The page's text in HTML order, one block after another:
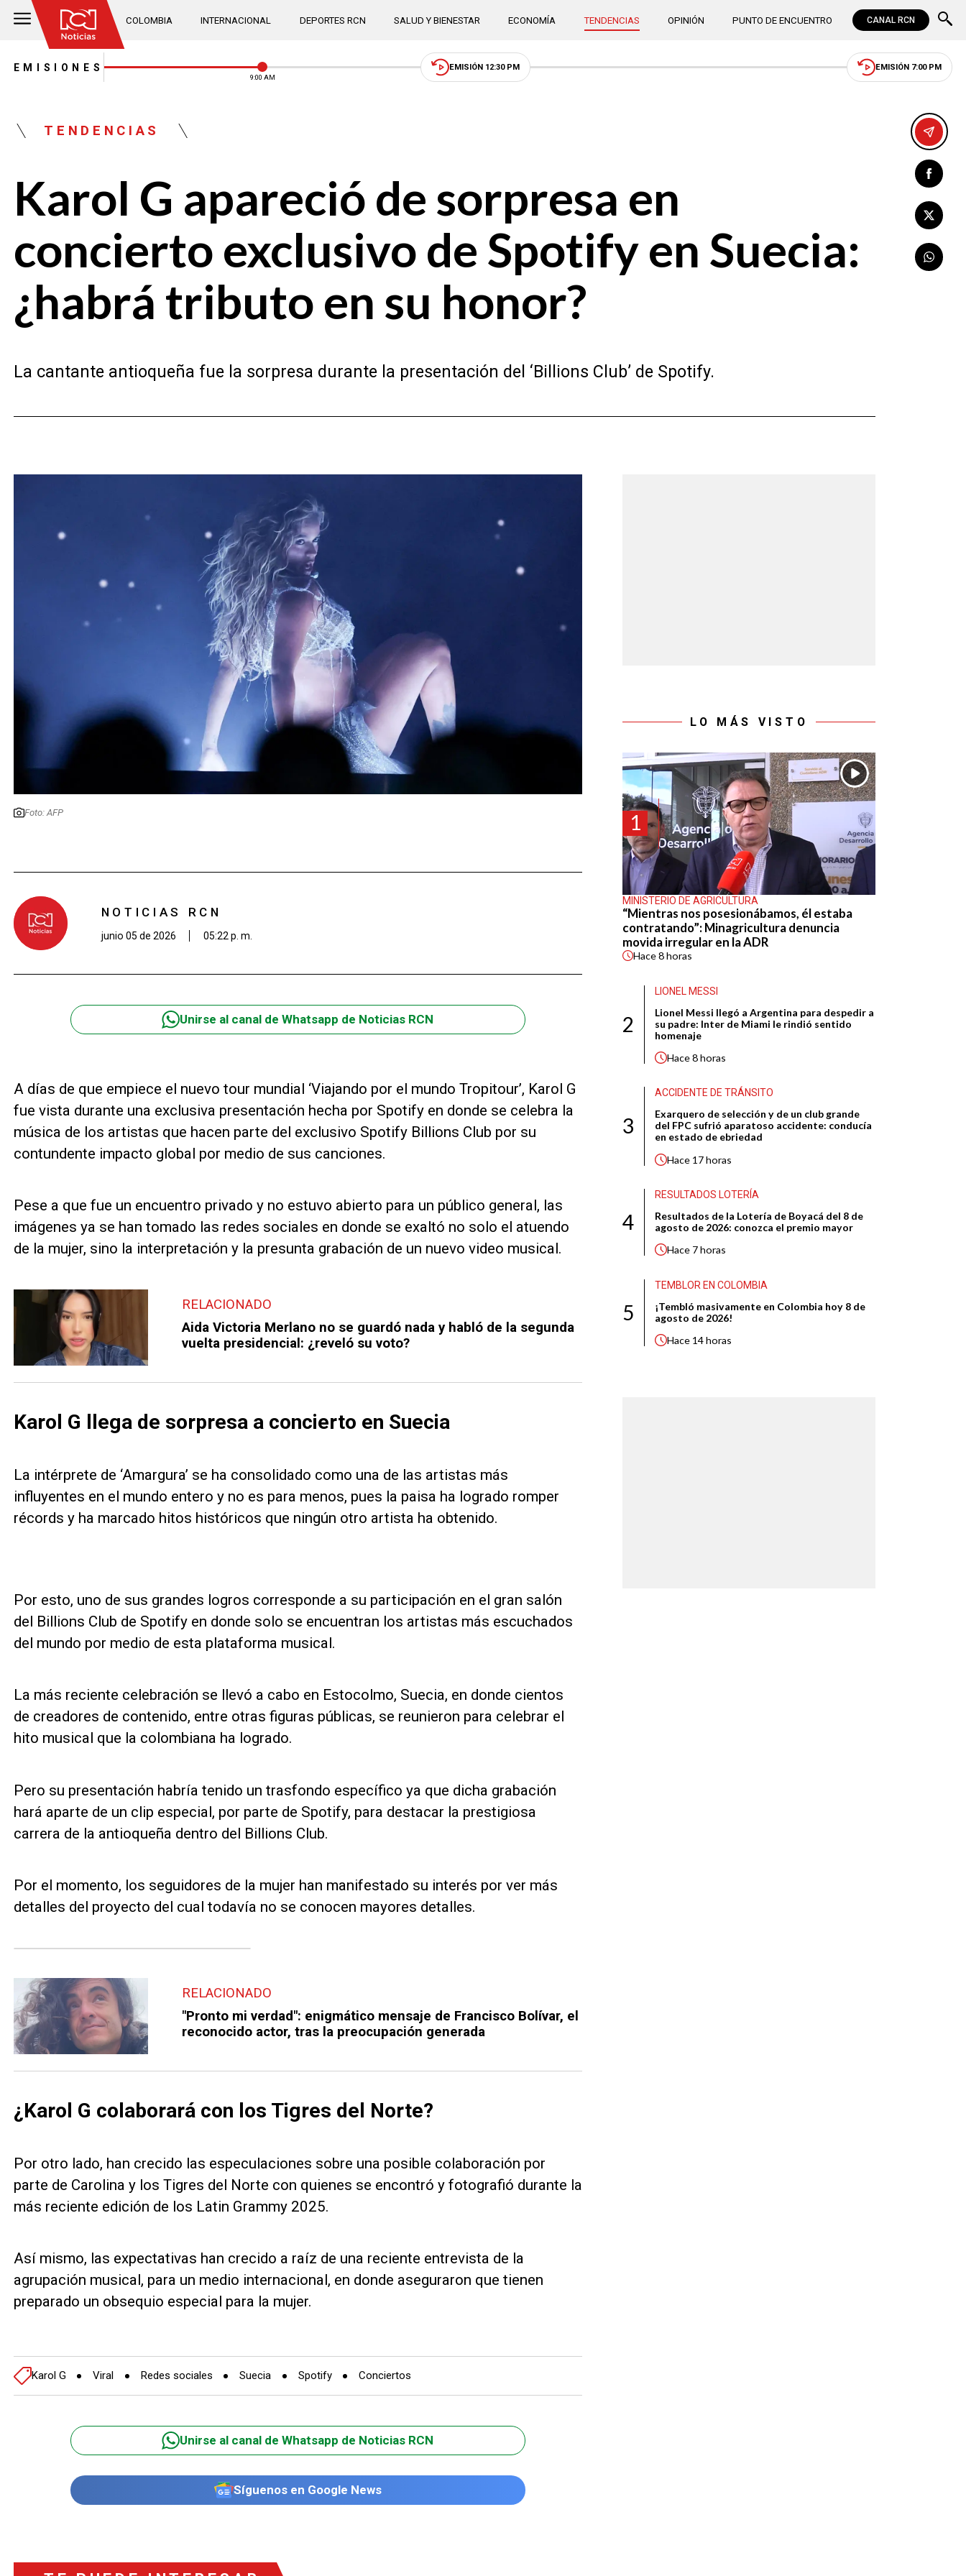
COLOMBIA INTERNACIONAL DEPORTES RCN SALUD Y BIENESTAR ECONOMÍA TENDENCIAS OPINIÓN PUNTO DE ENCUENTRO CANAL RCN
EMISIONES
9:00 AM
EMISIÓN 12:30 PM EMISIÓN 7:00 PM
TENDENCIAS
Karol G apareció de sorpresa en
concierto exclusivo de Spotify en Suecia:
¿habrá tributo en su honor?
La cantante antioqueña fue la sorpresa durante la presentación del ‘Billions Club’ de Spotify.
Foto: AFP
NOTICIAS RCN
junio 05 de 2026 05:22 p. m.
Unirse al canal de Whatsapp de Noticias RCN
A días de que empiece el nuevo tour mundial ‘Viajando por el mundo Tropitour’, Karol G
fue vista durante una exclusiva presentación hecha por Spotify en donde se celebra la
música de los artistas que hacen parte del exclusivo Spotify Billions Club por su
contundente impacto global por medio de sus canciones.
Pese a que fue un encuentro privado y no estuvo abierto para un público general, las
imágenes ya se han tomado las redes sociales en donde se exaltó no solo el atuendo
de la mujer, sino la interpretación y la presunta grabación de un nuevo video musical.
RELACIONADO
Aida Victoria Merlano no se guardó nada y habló de la segunda
vuelta presidencial: ¿reveló su voto?
Karol G llega de sorpresa a concierto en Suecia
La intérprete de ‘Amargura’ se ha consolidado como una de las artistas más
influyentes en el mundo entero y no es para menos, pues la paisa ha logrado romper
récords y ha marcado hitos históricos que ningún otro artista ha obtenido.
Por esto, uno de sus grandes logros corresponde a su participación en el gran salón
del Billions Club de Spotify en donde solo se encuentran los artistas más escuchados
del mundo por medio de esta plataforma musical.
La más reciente celebración se llevó a cabo en Estocolmo, Suecia, en donde cientos
de creadores de contenido, entre otras figuras públicas, se reunieron para celebrar el
hito musical que la colombiana ha logrado.
Pero su presentación habría tenido un trasfondo específico ya que dicha grabación
hará aparte de un clip especial, por parte de Spotify, para destacar la prestigiosa
carrera de la antioqueña dentro del Billions Club.
Por el momento, los seguidores de la mujer han manifestado su interés por ver más
detalles del proyecto del cual todavía no se conocen mayores detalles.
RELACIONADO
"Pronto mi verdad": enigmático mensaje de Francisco Bolívar, el
reconocido actor, tras la preocupación generada
¿Karol G colaborará con los Tigres del Norte?
Por otro lado, han crecido las especulaciones sobre una posible colaboración por
parte de Carolina y los Tigres del Norte con quienes se encontró y fotografió durante la
más reciente edición de los Latin Grammy 2025.
Así mismo, las expectativas han crecido a raíz de una reciente entrevista de la
agrupación musical, para un medio internacional, en donde aseguraron que tienen
preparado un obsequio especial para la mujer.
Karol G Viral Redes sociales Suecia Spotify Conciertos
Unirse al canal de Whatsapp de Noticias RCN
Síguenos en Google News
LO MÁS VISTO
1
MINISTERIO DE AGRICULTURA
“Mientras nos posesionábamos, él estaba
contratando”: Minagricultura denuncia
movida irregular en la ADR
Hace8 horas
2
LIONEL MESSI
Lionel Messi llegó a Argentina para despedir a
su padre: Inter de Miami le rindió sentido
homenaje
Hace8 horas
3
ACCIDENTE DE TRÁNSITO
Exarquero de selección y de un club grande
del FPC sufrió aparatoso accidente: conducía
en estado de ebriedad
Hace 17 horas
4
RESULTADOS LOTERÍA
Resultados de la Lotería de Boyacá del 8 de
agosto de 2026: conozca el premio mayor
Hace 7 horas
5
TEMBLOR EN COLOMBIA
¡Tembló masivamente en Colombia hoy 8 de
agosto de 2026!
Hace 14 horas